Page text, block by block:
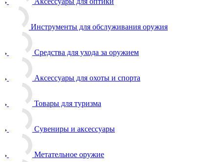
Инструменты для обслуживания оружия
Средства для ухода за оружием
Аксессуары для охоты и спорта
Товары для туризма
Сувениры и аксессуары
Метательное оружие